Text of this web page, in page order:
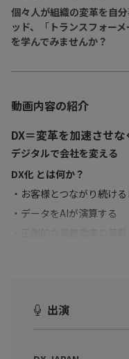
個々人が組織の変革を自
ッド、
「 トランスフォー
を学んでみませんか？
動画内容の紹介
DX＝変革を加速させ
デジタルで会社を変える
DX化 とは何か？
・お客様とつながり続け
・データをAIが演算する
メリットしかないDXです
出演